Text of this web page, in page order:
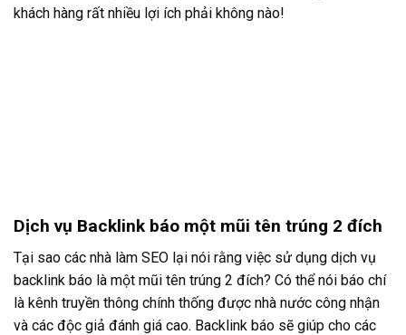
khách hàng rất nhiều lợi ích phải không nào!
Dịch vụ Backlink báo một mũi tên trúng 2 đích
Tại sao các nhà làm SEO lại nói rằng việc sử dụng dịch vụ
backlink báo là một mũi tên trúng 2 đích? Có thể nói báo chí
là kênh truyền thông chính thống được nhà nước công nhận
và các độc giả đánh giá cao. Backlink báo sẽ giúp cho các